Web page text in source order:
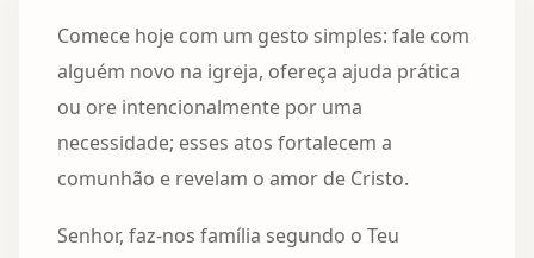
Comece hoje com um gesto simples: fale com
alguém novo na igreja, ofereça ajuda prática
ou ore intencionalmente por uma
necessidade; esses atos fortalecem a
comunhão e revelam o amor de Cristo.
Senhor, faz-nos família segundo o Teu